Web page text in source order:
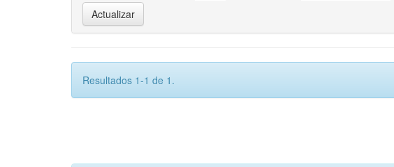
Resultados 1-1 de 1.